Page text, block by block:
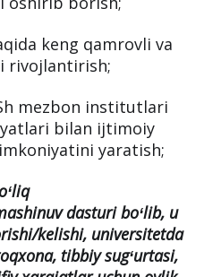
keng qamrovli va
rivojlantirish;
mezbon institutlari
bilan ijtimoiy
yaratish;
dasturi boʻlib, u
kelishi, universitetda
tibbiy sugʻurtasi,